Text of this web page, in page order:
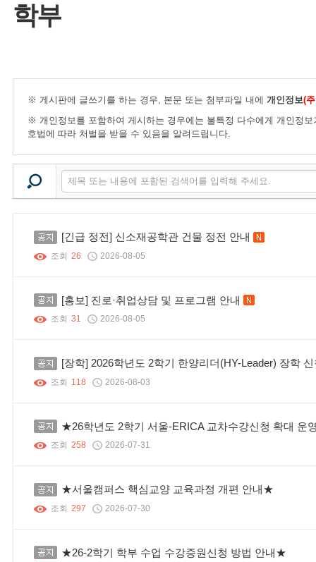
학부
※ 게시판에 글쓰기를 하는 경우, 본문 또는 첨부파일 내에 개인정보(
※ 개인정보를 포함하여 게시하는 경우에는 불특정 다수에게 개인정
호법에 따라 처벌을 받을 수 있음을 알려드립니다.
공지 [긴급 정전] 신소재공학관 건물 정전 안내 새 글
조회 26 2026-08-05
공지 [홍보] 진로·취업상담 및 프로그램 안내 새 글
조회 31 2026-08-05
공지 [장학] 2026학년도 2학기 한양리더(HY-Leader) 장학
조회 118 2026-08-03
공지 ★26학년도 2학기 서울-ERICA 교차수강신청 확대 운
조회 258 2026-07-31
공지 ★서울캠퍼스 핵심교양 교육과정 개편 안내★
조회 297 2026-07-30
공지 ★26-2학기 학부 수업 수강증원신청 방법 안내★